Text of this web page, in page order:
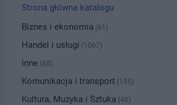
Strona główna katalogu
Biznes i ekonomia (81)
Handel i usługi (1067)
Inne (60)
Komunikacja i transport (155)
Kultura, Muzyka i Sztuka (46)